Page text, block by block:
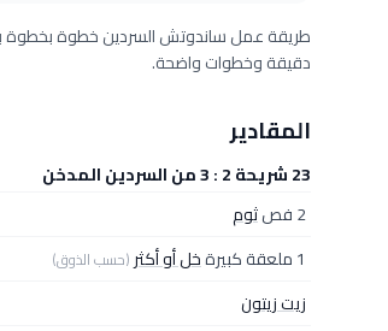
دقيقة وخطوات واضحة.
المقادير
23 شريحة 2 : 3 من السردين المدخن
2 فص
ثوم
1 ملعقة كبيرة
خل أو أكثر (حسب الذوق)
زيت زيتون